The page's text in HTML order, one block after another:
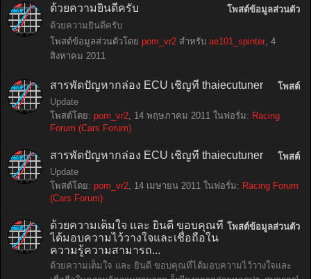
โพสต์ข้อมูลส่วนตัว
ด้วยความยินดีครับ
ด้วยความยินดีครับ
โพสต์ข้อมูลส่วนตัวโดย pom_vr2 สำหรับ ae101_spinter, 4
สิงหาคม 2011
โพสต์
สารพัดปัญหากล่อง ECU เชิญที่ thaiecutuner
Update
โพสต์โดย: pom_vr2, 14 พฤษภาคม 2011 ในฟอรั่ม: Racing
Forum (Cars Forum)
โพสต์
สารพัดปัญหากล่อง ECU เชิญที่ thaiecutuner
Update
โพสต์โดย: pom_vr2, 14 เมษายน 2011 ในฟอรั่ม: Racing Forum
(Cars Forum)
โพสต์ข้อมูลส่วนตัว
ด้วยความเต็มใจ และ ยินดี ขอบคุณที่
ได้มอบความไว้วางใจและเชื่อถือใน
ความรู้ความสามารถ...
ด้วยความเต็มใจ และ ยินดี ขอบคุณที่ได้มอบความไว้วางใจและ